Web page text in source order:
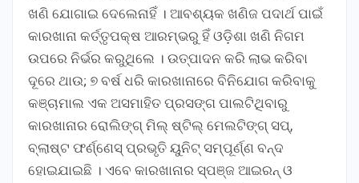
ଖଣି ଯୋଗାଇ ଦେଲେନାହିଁ । ଆବଶ୍ୟକ ଖଣିଜ ପଦାର୍ଥ ପାଇଁ
କାରଖାନା କର୍ତ୍ତୃପକ୍ଷ ଆରମ୍ଭରୁ ହିଁ ଓଡ଼ିଶା ଖଣି ନିଗମ
ଉପରେ ନିର୍ଭର କରୁଥିଲେ । ଉତ୍ପାଦନ କରି ଲାଭ କରିବା
ଦୂରେ ଥାଉ; ୭ ବର୍ଷ ଧରି କାରଖାନାରେ ବିନିଯୋଗ କରିବାକୁ
କଞ୍ଚାମାଲ ଏକ ଅସମାହିତ ପ୍ରସଙ୍ଗ ପାଲଟିଥିବାରୁ
କାରଖାନାର ରୋଲିଙ୍ଗ୍ ମିଲ୍ ଷ୍ଟିଲ୍ ମେଲଟିଙ୍ଗ୍ ସପ୍,
ବ୍ଲାଷ୍ଟ ଫର୍ଣ୍ଣେସ୍ ପ୍ରଭୃତି ୟୁନିଟ୍ ସମ୍ପୂର୍ଣ୍ଣ ବନ୍ଦ
ହୋଇଯାଇଛି । ଏବେ କାରଖାନାର ସ୍ପଞ୍ଜ ଆଇରନ୍ ଓ